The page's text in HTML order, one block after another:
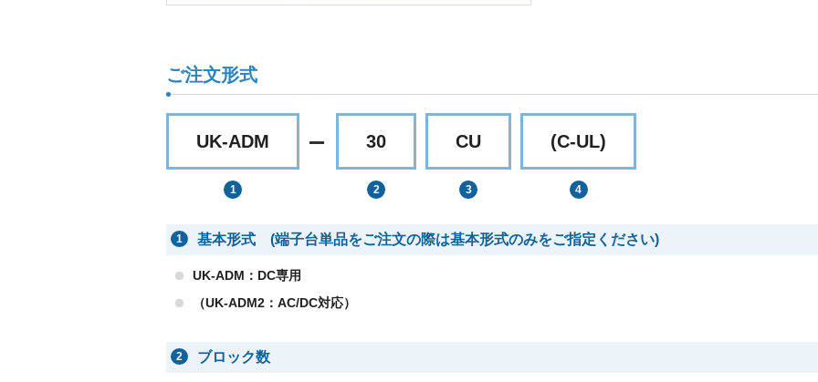
ご注文形式
UK-ADM 30 CU (C-UL)
1 基本形式 (端子台単品をご注文の際は基本形式のみをご指定ください)
UK-ADM：DC専用
（UK-ADM2：AC/DC対応）
2 ブロック数